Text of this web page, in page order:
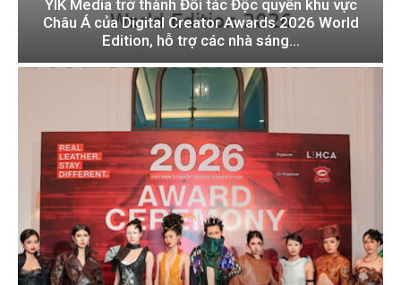
YIK Media trở thành Đối tác Độc quyền khu vực
Châu Á của Digital Creator Awards 2026 World
Edition, hỗ trợ các nhà sáng...